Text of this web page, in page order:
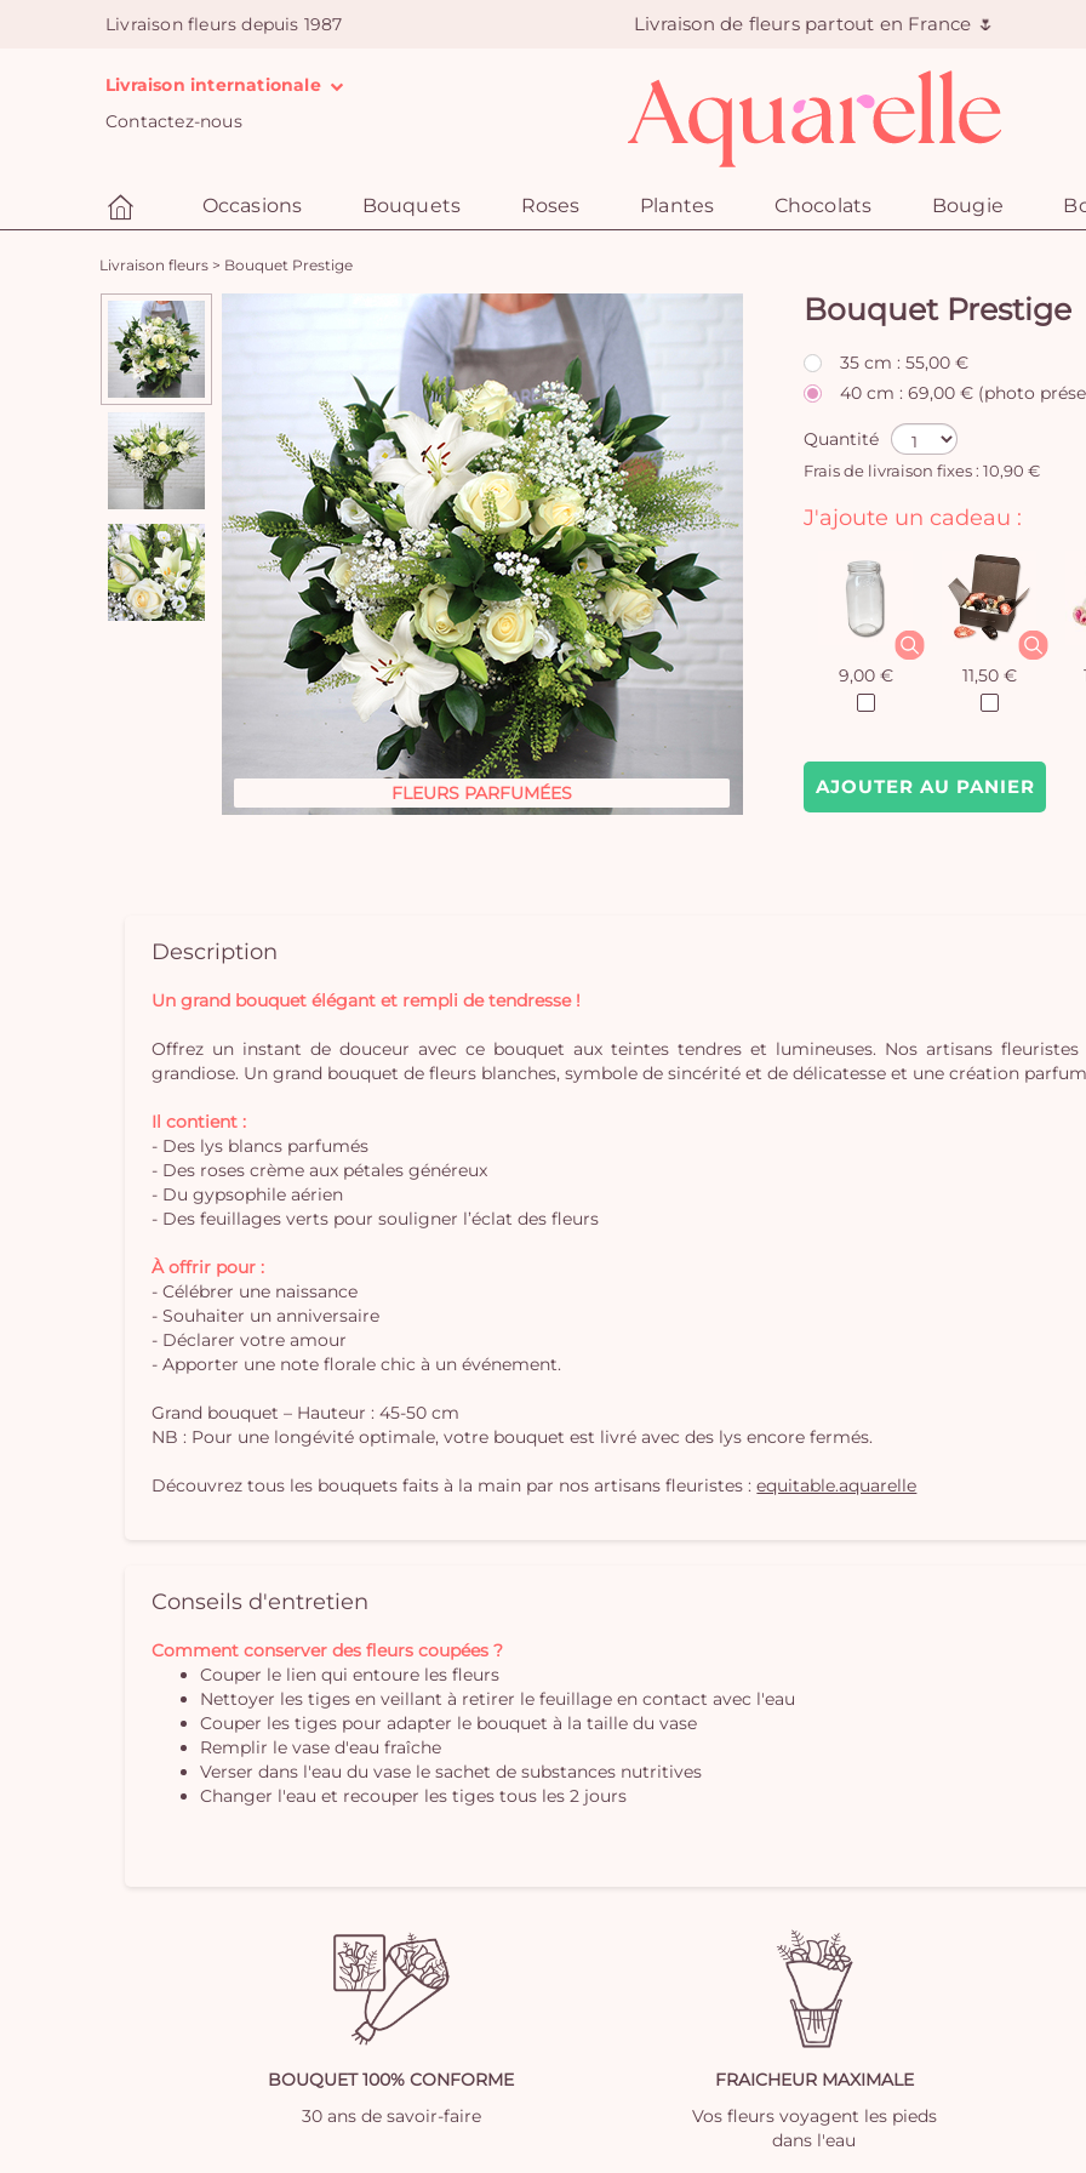
Livraison fleurs depuis 1987 Livraison de fleurs partout en France 🌷
Livraison internationale
Contactez-nous
Occasions Bouquets Roses Plantes Chocolats Bougie
Livraison fleurs > Bouquet Prestige
FLEURS PARFUMÉES
Bouquet Prestige
35 cm : 55,00 €
40 cm : 69,00 € (photo
Quantité
Frais de livraison fixes : 10,90 €
AJOUTER AU PANIER
J'ajoute un cadeau :
9,00 € 11,50 €
Description
Un grand bouquet élégant et rempli de tendresse !
Offrez un instant de douceur avec ce bouquet aux teintes tendres et lumineuses. Nos artisans
grandiose. Un grand bouquet de fleurs blanches, symbole de sincérité et de délicatesse et une création
Il contient :
- Des lys blancs parfumés
- Des roses crème aux pétales généreux
- Du gypsophile aérien
- Des feuillages verts pour souligner l’éclat des fleurs
À offrir pour :
- Célébrer une naissance
- Souhaiter un anniversaire
- Déclarer votre amour
- Apporter une note florale chic à un événement.
Grand bouquet – Hauteur : 45-50 cm
NB : Pour une longévité optimale, votre bouquet est livré avec des lys encore fermés.
Découvrez tous les bouquets faits à la main par nos artisans fleuristes :equitable.aquarelle
Conseils d'entretien
Comment conserver des fleurs coupées ?
Couper le lien qui entoure les fleurs
Nettoyer les tiges en veillant à retirer le feuillage en contact avec l'eau
Couper les tiges pour adapter le bouquet à la taille du vase
Remplir le vase d'eau fraîche
Verser dans l'eau du vase le sachet de substances nutritives
Changer l'eau et recouper les tiges tous les 2 jours
BOUQUET 100% CONFORME
30 ans de savoir-faire
FRAICHEUR MAXIMALE
Vos fleurs voyagent les pieds
dans l'eau